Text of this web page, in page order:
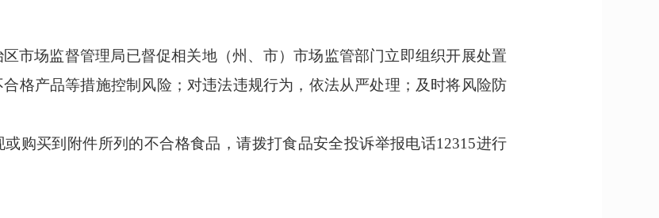
市场监督管理局已督促相关地（州、市）市场监管部门立即组织开展处置
格产品等措施控制风险；对违法违规行为，依法从严处理；及时将风险防
购买到附件所列的不合格食品，请拨打食品安全投诉举报电话12315进行